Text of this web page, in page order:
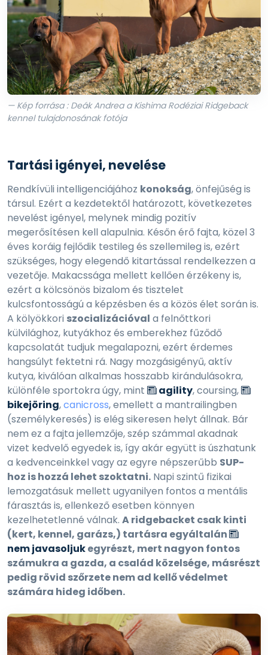
— Kép forrása : Deák Andrea a Kishima Rodéziai Ridgeback
kennel tulajdonosának fotója
Tartási igényei, nevelése
Rendkívüli intelligenciájához konokság, önfejűség is
társul. Ezért a kezdetektől határozott, következetes
nevelést igényel, melynek mindig pozitív
megerősítésen kell alapulnia. Későn érő fajta, közel 3
éves koráig fejlődik testileg és szellemileg is, ezért
szükséges, hogy elegendő kitartással rendelkezzen a
vezetője. Makacssága mellett kellően érzékeny is,
ezért a kölcsönös bizalom és tisztelet
kulcsfontosságú a képzésben és a közös élet során is.
A kölyökkori szocializációval a felnőttkori
külvilághoz, kutyákhoz és emberekhez fűződő
kapcsolatát tudjuk megalapozni, ezért érdemes
hangsúlyt fektetni rá. Nagy mozgásigényű, aktív
kutya, kiválóan alkalmas hosszabb kirándulásokra,
különféle sportokra úgy, mint
agility, coursing,
bikejöring,canicross, emellett a mantrailingben
(személykeresés) is elég sikeresen helyt állnak. Bár
nem ez a fajta jellemzője, szép számmal akadnak
vizet kedvelő egyedek is, így akár együtt is úszhatunk
a kedvenceinkkel vagy az egyre népszerűbb SUP-
hoz is hozzá lehet szoktatni. Napi szintű fizikai
lemozgatásuk mellett ugyanilyen fontos a mentális
fárasztás is, ellenkező esetben könnyen
kezelhetetlenné válnak. A ridgebacket csak kinti
(kert, kennel, garázs,) tartásra egyáltalán
nem javasoljukegyrészt, mert nagyon fontos
számukra a gazda, a család közelsége, másrészt
pedig rövid szőrzete nem ad kellő védelmet
számára hideg időben.